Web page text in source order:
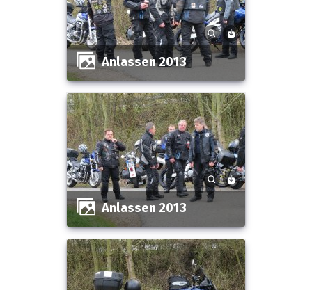
Anlassen 2013
Anlassen 2013